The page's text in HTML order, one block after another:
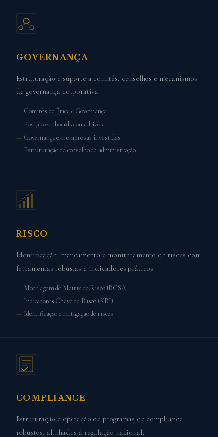
GOVERNANÇA
Estruturação e suporte a comitês, conselhos e mecanismos
de governança corporativa.
Comitês de Ética e Governança
Posição em boards consultivos
Governança em empresas investidas
Estruturação de conselho de administração
RISCO
Identificação, mapeamento e monitoramento de riscos com
ferramentas robustas e indicadores práticos.
Modelagem de Matriz de Risco (RCSA)
Indicadores Chave de Risco (KRI)
Identificação e mitigação de riscos
COMPLIANCE
Estruturação e operação de programas de compliance
robustos, alinhados à regulação nacional.